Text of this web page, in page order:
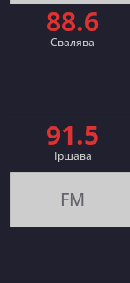
88.6
Свалява
91.5
Іршава
FM